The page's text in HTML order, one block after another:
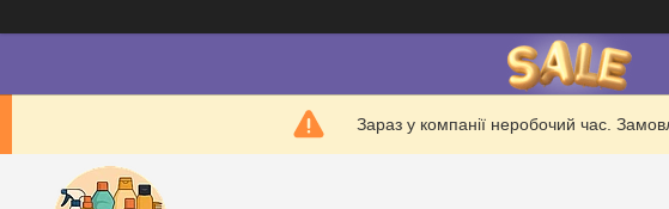
Зараз у компанії неробочий час.